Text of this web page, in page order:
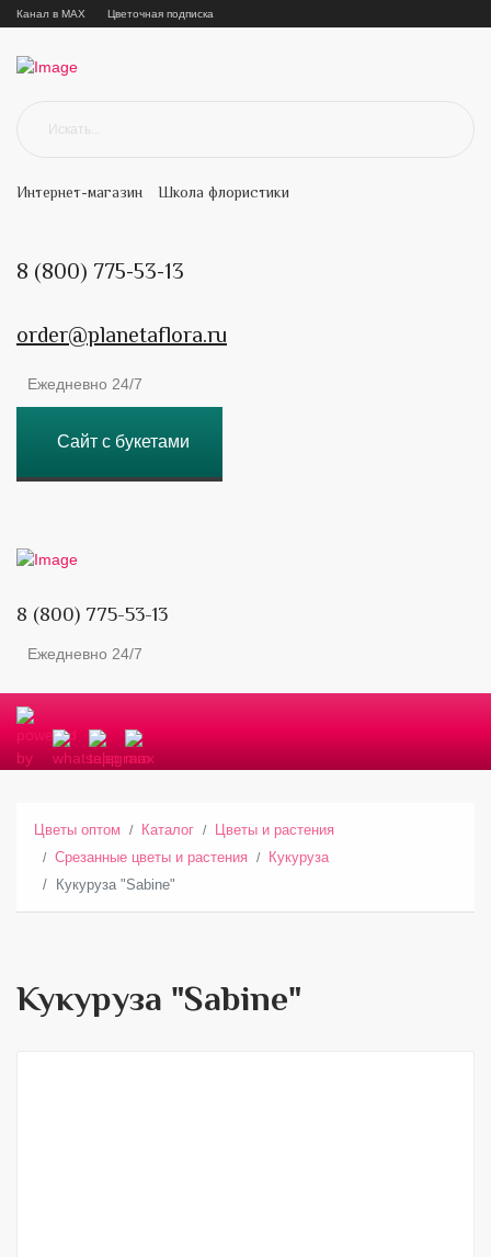
Канал в MAX Цветочная подписка
Интернет-магазин Школа флористики
8 (800) 775-53-13
order@planetaflora.ru
Ежедневно 24/7
Сайт с букетами
8 (800) 775-53-13
Ежедневно 24/7
Цветы оптом Каталог
Цветы и растения
Срезанные цветы и растения
Кукуруза
Кукуруза "Sabine"
Кукуруза "Sabine"